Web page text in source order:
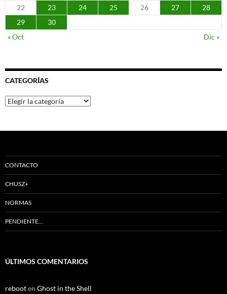
22
23 24 25 26 27
28
29
30
« Oct
Dic »
CATEGORÍAS
Categorías
CONTACTO
CHUSZ+
NORMAS
PENDIENTE…
ÚLTIMOS COMENTARIOS
rebooten Ghost in the Shell